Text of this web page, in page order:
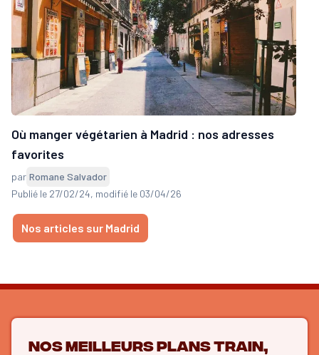
Où manger végétarien à Madrid : nos adresses
favorites
par Romane Salvador
Publié le 27/02/24, modifié le 03/04/26
Nos articles sur Madrid
Nos meilleurs plans train,